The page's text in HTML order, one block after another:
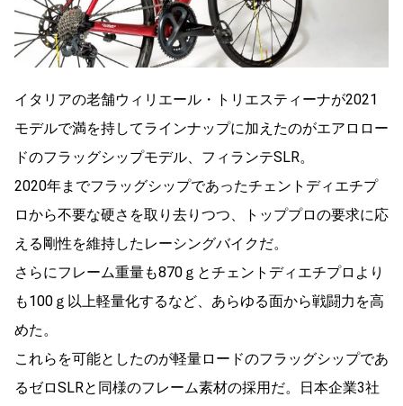
イタリアの老舗ウィリエール・トリエスティーナが2021
モデルで満を持してラインナップに加えたのがエアロロー
ドのフラッグシップモデル、フィランテSLR。
2020年までフラッグシップであったチェントディエチプ
ロから不要な硬さを取り去りつつ、トッププロの要求に応
える剛性を維持したレーシングバイクだ。
さらにフレーム重量も870ｇとチェントディエチプロより
も100ｇ以上軽量化するなど、あらゆる面から戦闘力を高
めた。
これらを可能としたのが軽量ロードのフラッグシップであ
るゼロSLRと同様のフレーム素材の採用だ。日本企業3社